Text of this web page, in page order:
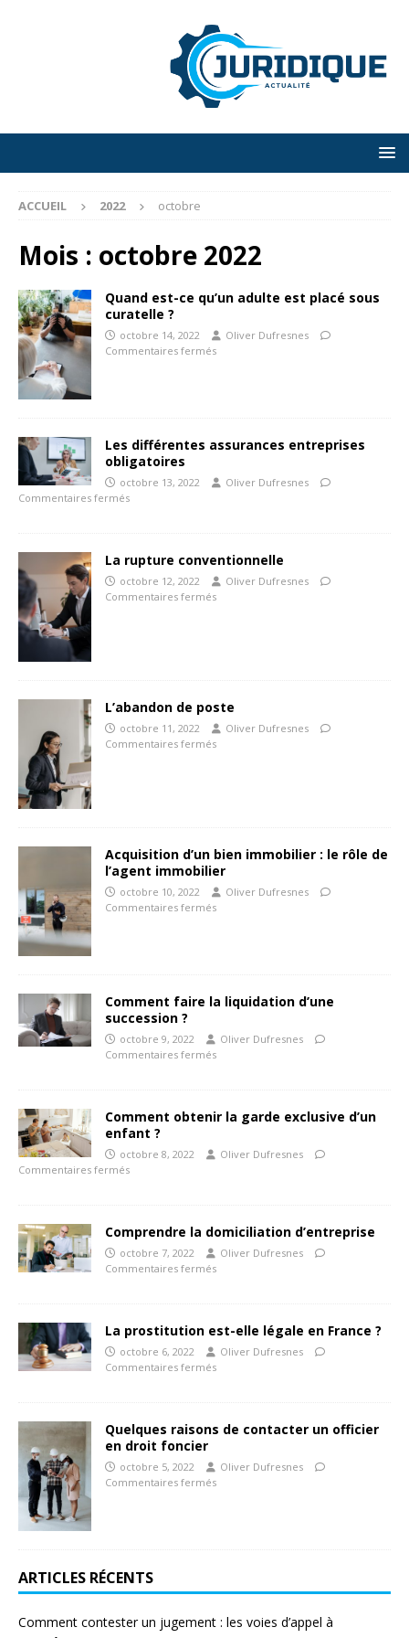
ACCUEIL 2022 octobre
Mois : octobre 2022
Quand est-ce qu’un adulte est placé sous
curatelle ?
octobre 14, 2022
Oliver Dufresnes
Commentaires fermés
Les différentes assurances entreprises
obligatoires
octobre 13, 2022
Oliver Dufresnes
Commentaires fermés
La rupture conventionnelle
octobre 12, 2022
Oliver Dufresnes
Commentaires fermés
L’abandon de poste
octobre 11, 2022
Oliver Dufresnes
Commentaires fermés
Acquisition d’un bien immobilier : le rôle de
l’agent immobilier
octobre 10, 2022
Oliver Dufresnes
Commentaires fermés
Comment faire la liquidation d’une
succession ?
octobre 9, 2022
Oliver Dufresnes
Commentaires fermés
Comment obtenir la garde exclusive d’un
enfant ?
octobre 8, 2022
Oliver Dufresnes
Commentaires fermés
Comprendre la domiciliation d’entreprise
octobre 7, 2022
Oliver Dufresnes
Commentaires fermés
La prostitution est-elle légale en France ?
octobre 6, 2022
Oliver Dufresnes
Commentaires fermés
Quelques raisons de contacter un officier
en droit foncier
octobre 5, 2022
Oliver Dufresnes
Commentaires fermés
ARTICLES RÉCENTS
Comment contester un jugement : les voies d’appel à